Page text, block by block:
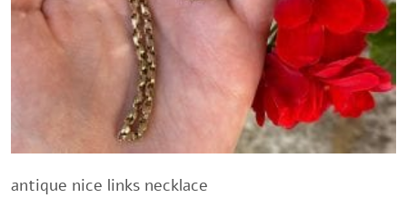
antique nice links necklace